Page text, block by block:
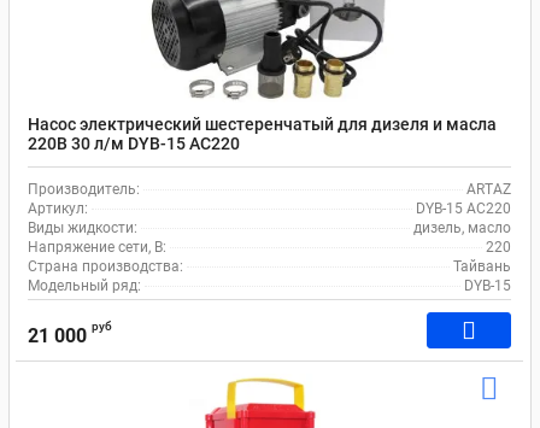
Насос электрический шестеренчатый для дизеля и масла
220В 30 л/м DYB-15 AC220
Производитель:
ARTAZ
Артикул:
DYB-15 AC220
Виды жидкости:
дизель, масло
Напряжение сети, В:
220
Страна производства:
Тайвань
Модельный ряд:
DYB-15
21 000 руб